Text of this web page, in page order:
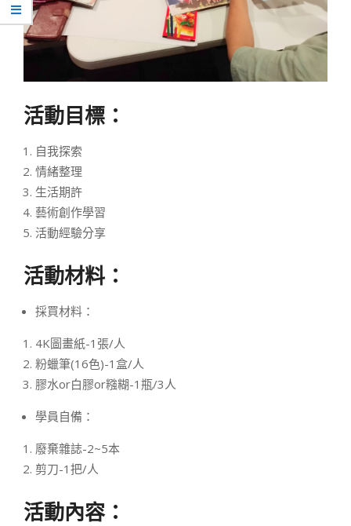
活動目標：
自我探索
情緒整理
生活期許
藝術創作學習
活動經驗分享
活動材料：
採買材料：
4K圖畫紙-1張/人
粉蠟筆(16色)-1盒/人
膠水or白膠or糨糊-1瓶/3人
學員自備：
廢棄雜誌-2~5本
剪刀-1把/人
活動內容：